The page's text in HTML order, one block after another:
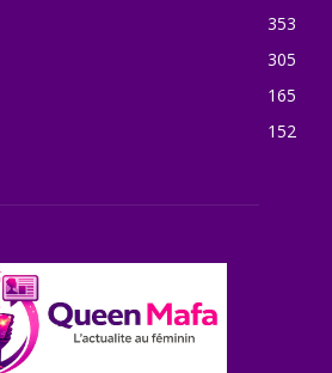
353
305
165
152